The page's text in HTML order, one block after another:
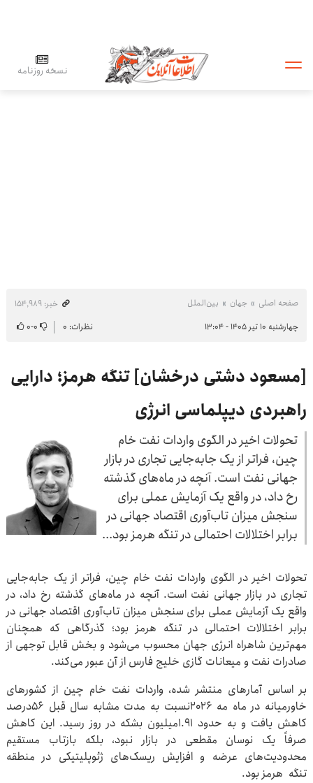
نسخه روزنامه
صفحه اصلی جهان بین‌الملل
خبر: ۱۵۴٬۹۸۹
چهارشنبه ۱۰ تیر ۱۴۰۵ - ۱۳:۰۴
نظرات: ۰ ۰-۰
[مسعود دشتی درخشان] تنگه هرمز؛ دارایی
راهبردی دیپلماسی انرژی
تحولات اخیر در الگوی واردات نفت خام
چین، فراتر از یک جابه‌جایی تجاری در بازار
جهانی نفت است. آنچه در ماه‌های گذشته
رخ داد، در واقع یک آزمایش عملی برای
سنجش میزان تاب‌آوری اقتصاد جهانی در
برابر اختلالات احتمالی در تنگه هرمز بود...
تحولات اخیر در الگوی واردات نفت خام چین، فراتر از یک جابه‌جایی
تجاری در بازار جهانی نفت است. آنچه در ماه‌های گذشته رخ داد، در
واقع یک آزمایش عملی برای سنجش میزان تاب‌آوری اقتصاد جهانی در
برابر اختلالات احتمالی در تنگه هرمز بود؛ گذرگاهی که همچنان
مهم‌ترین شاهراه انرژی جهان محسوب می‌شود و بخش قابل توجهی از
صادرات نفت و میعانات گازی خلیج فارس از آن عبور می‌کند.
بر اساس آمارهای منتشر شده، واردات نفت خام چین از کشورهای
خاورمیانه در ماه مه ۲۰۲۶نسبت به مدت مشابه سال قبل ۵۶درصد
کاهش یافت و به حدود ۱.۹۱میلیون بشکه در روز رسید. این کاهش
صرفاً یک نوسان مقطعی در بازار نبود، بلکه بازتاب مستقیم
محدودیت‌های عرضه و افزایش ریسک‌های ژئوپلیتیکی در منطقه
تنگه هرمز بود.